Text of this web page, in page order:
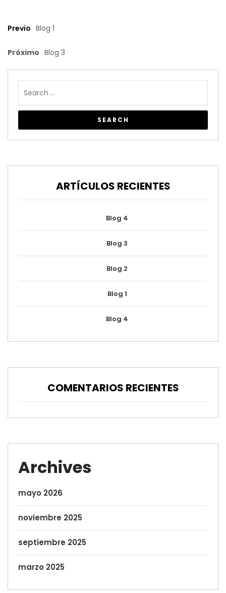
Previo Blog 1
Próximo Blog 3
ARTÍCULOS RECIENTES
Blog 4
Blog 3
Blog 2
Blog 1
Blog 4
COMENTARIOS RECIENTES
Archives
mayo 2026
noviembre 2025
septiembre 2025
marzo 2025